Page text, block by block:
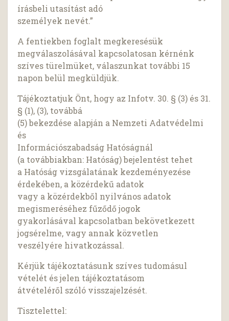
írásbeli utasítást adó
személyek nevét.”
A fentiekben foglalt megkeresésük
megválaszolásával kapcsolatosan kérnénk
szíves türelmüket, válaszunkat további 15
napon belül megküldjük.
Tájékoztatjuk Önt, hogy az Infotv. 30. § (3) és 31.
§ (1), (3), továbbá
(5) bekezdése alapján a Nemzeti Adatvédelmi
és
Információszabadság Hatóságnál
(a továbbiakban: Hatóság) bejelentést tehet
a Hatóság vizsgálatának kezdeményezése
érdekében, a közérdekű adatok
vagy a közérdekből nyilvános adatok
megismeréséhez fűződő jogok
gyakorlásával kapcsolatban bekövetkezett
jogsérelme, vagy annak közvetlen
veszélyére hivatkozással.
Kérjük tájékoztatásunk szíves tudomásul
vételét és jelen tájékoztatásom
átvételéről szóló visszajelzését.
Tisztelettel: